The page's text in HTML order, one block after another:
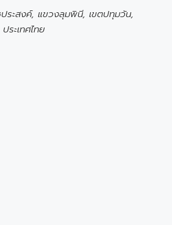
ระสงค์, แขวงลุมพินี, เขตปทุมวัน,
ระเทศไทย